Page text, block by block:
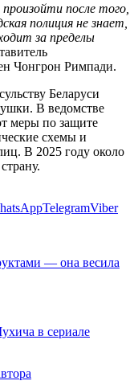
после того,
полиция не знает,
за пределы
Чонгрон Римпади.
Беларуси
В ведомстве
меры по защите
схемы и
В 2025 году около
TelegramViber
— она весила
в сериале